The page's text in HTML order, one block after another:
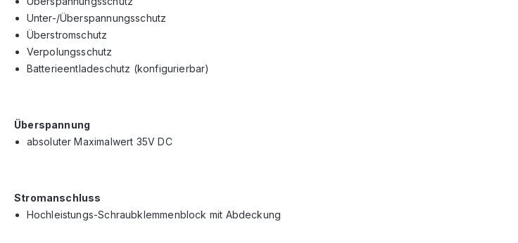
Unter-/Überspannungsschutz
Überstromschutz
Verpolungsschutz
Batterieentladeschutz (konfigurierbar)
Überspannung
absoluter Maximalwert 35V DC
Stromanschluss
Hochleistungs-Schraubklemmenblock mit Abdeckung